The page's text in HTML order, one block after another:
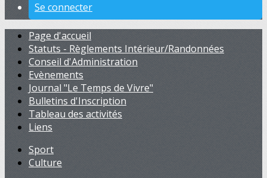
Se connecter
Page d'accueil
Statuts - Règlements Intérieur/Randonnées
Conseil d'Administration
Evènements
Journal "Le Temps de Vivre"
Bulletins d'Inscription
Tableau des activités
Liens
Sport
Culture